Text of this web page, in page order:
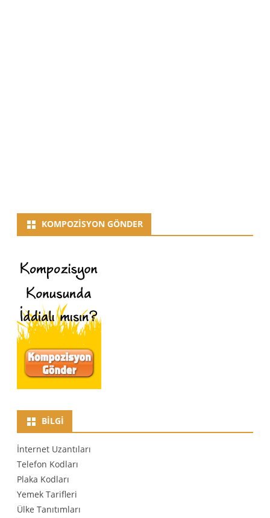
KOMPOZISYON GÖNDER
BILGI
İnternet Uzantıları
Telefon Kodları
Plaka Kodları
Yemek Tarifleri
Ülke Tanıtımları